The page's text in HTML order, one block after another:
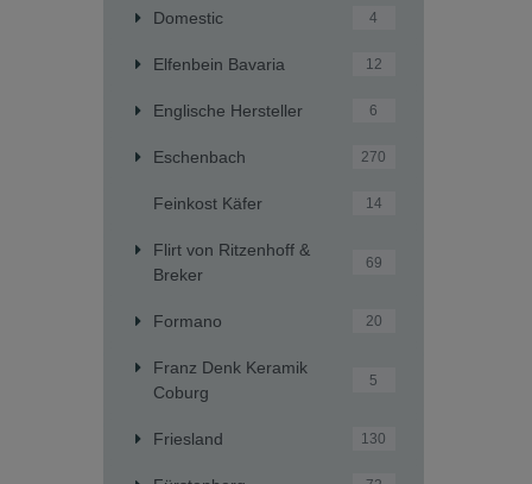
Domestic 4
Elfenbein Bavaria 12
Englische Hersteller 6
Eschenbach 270
Feinkost Käfer 14
Flirt von Ritzenhoff &
Breker
69
Formano 20
Franz Denk Keramik
Coburg
5
Friesland 130